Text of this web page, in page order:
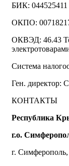
БИК: 044525411
ОКПО:
ОКВЭД: 46.43
Система
Ген. директор:
КОНТАКТЫ
Республика
г.о.
г.